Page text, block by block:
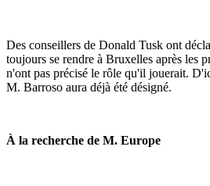
Des conseillers de Donald Tusk ont
toujours se rendre à Bruxelles après les
n'ont pas précisé le rôle qu'il jouerait.
M. Barroso aura déjà été désigné.
À la recherche de M. Europe